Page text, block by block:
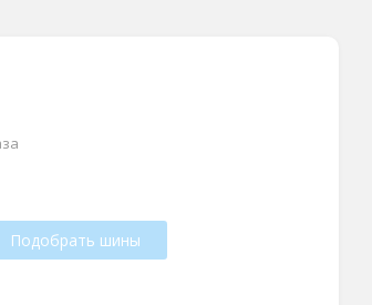
Подобрать шины